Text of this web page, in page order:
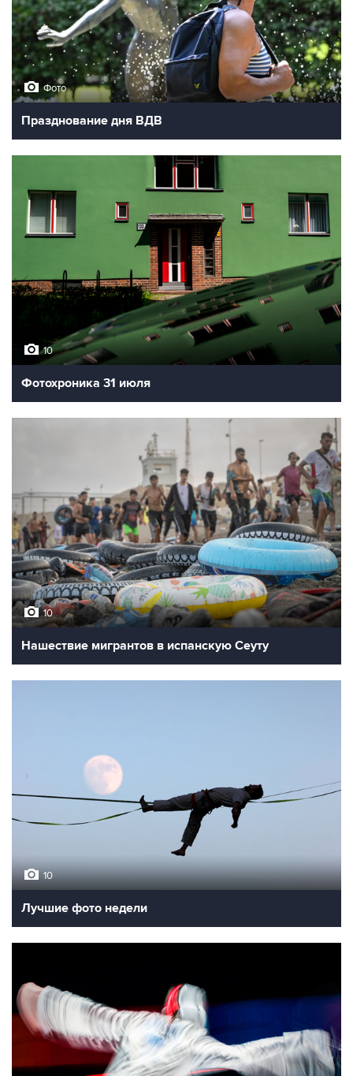
Фото
Празднование дня ВДВ
10
Фотохроника 31 июля
10
Нашествие мигрантов в испанскую Сеуту
10
Лучшие фото недели